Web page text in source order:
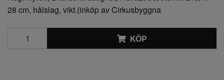
28 cm, hålslag, vikt.(inköp av Cirkusbyggna
KÖP